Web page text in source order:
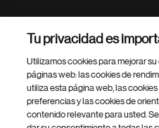
Footer Site Search
Tu privacidad es
Utilizamos cookies para mejorar
páginas web: las cookies de
utiliza esta página web, las
preferencias y las cookies de
contenido relevante para usted.